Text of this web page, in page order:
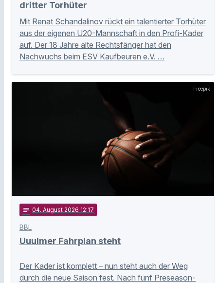
dritter Torhüter
Mit Renat Schandalinov rückt ein talentierter Torhüter
aus der eigenen U20-Mannschaft in den Profi-Kader
auf. Der 18 Jahre alte Rechtsfänger hat den
Nachwuchs beim ESV Kaufbeuren e.V. …
Freepik
notes 04. August 2026 12:17
BBL
Uuulmer Fahrplan steht
Der Kader ist komplett – nun steht auch der Weg
durch die neue Saison fest. Nach fünf Preseason-